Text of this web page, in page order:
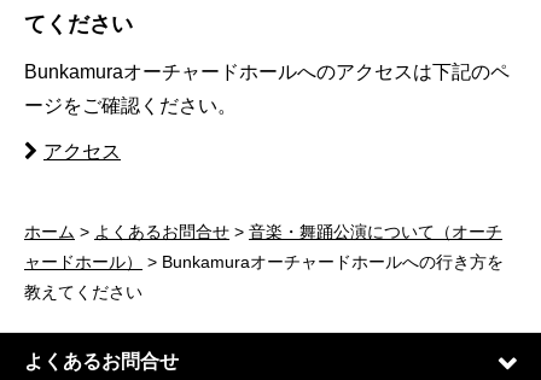
てください
Bunkamuraオーチャードホールへのアクセスは下記のペ
ージをご確認ください。
アクセス
ホーム > よくあるお問合せ > 音楽・舞踊公演について（オーチ
ャードホール）
> Bunkamuraオーチャードホールへの行き方を
教えてください
よくあるお問合せ